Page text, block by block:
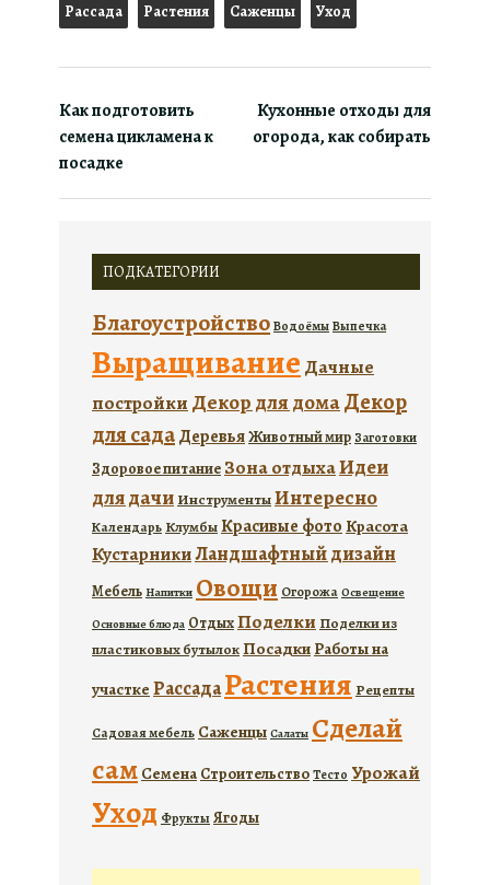
Рассада
Растения Саженцы Уход
Как подготовить
семена цикламена к
посадке
Кухонные отходы для
огорода, как собирать
ПОДКАТЕГОРИИ
БлагоустройствоВодоёмыВыпечка
Выращивание Дачные
постройки Декор для домаДекор
для садаДеревьяЖивотный мир Заготовки
Здоровое питание Зона отдыхаИдеи
для дачи ИнструментыИнтересно
Календарь КлумбыКрасивые фото Красота
КустарникиЛандшафтный дизайн
Мебель Напитки Овощи Огорожа Освещение
Основные блюда ОтдыхПоделки Поделки из
пластиковых бутылокПосадки Работы на
участке РассадаРастения Рецепты
Садовая мебель Саженцы Салаты Сделай
сам Семена СтроительствоТесто Урожай
Уход Фрукты Ягоды